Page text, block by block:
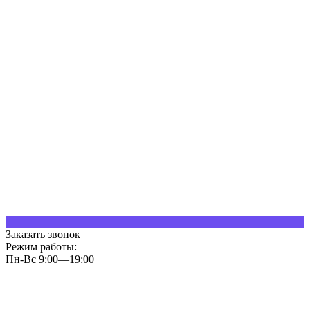
Заказать звонок
Режим работы:
Пн-Вс 9:00—19:00